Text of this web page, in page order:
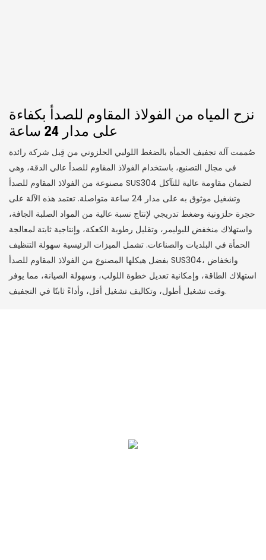
نزح المياه من الفولاذ المقاوم للصدأ بكفاءة
على مدار 24 ساعة
صُممت آلة تجفيف الحمأة بالضغط اللولبي الحلزوني من قِبل شركة رائدة
في مجال التصنيع، باستخدام الفولاذ المقاوم للصدأ عالي الدقة، وهي
مصنوعة من الفولاذ المقاوم للصدأ SUS304 لضمان مقاومة عالية للتآكل
وتشغيل موثوق به على مدار 24 ساعة متواصلة. تعتمد هذه الآلة على
حجرة حلزونية وضغط تدريجي لإنتاج نسبة عالية من المواد الصلبة الجافة،
واستهلاك منخفض للبوليمر، وتقليل رطوبة الكعكة، وإنتاجية ثابتة لمعالجة
الحمأة في البلديات والصناعات. تشمل الميزات الرئيسية سهولة التنظيف
بفضل هيكلها المصنوع من الفولاذ المقاوم للصدأ SUS304، وانخفاض
استهلاك الطاقة، وإمكانية تعديل خطوة اللولب، وسهولة الصيانة، مما يوفر
وقت تشغيل أطول، وتكاليف تشغيل أقل، وأداءً ثابتًا في التجفيف.